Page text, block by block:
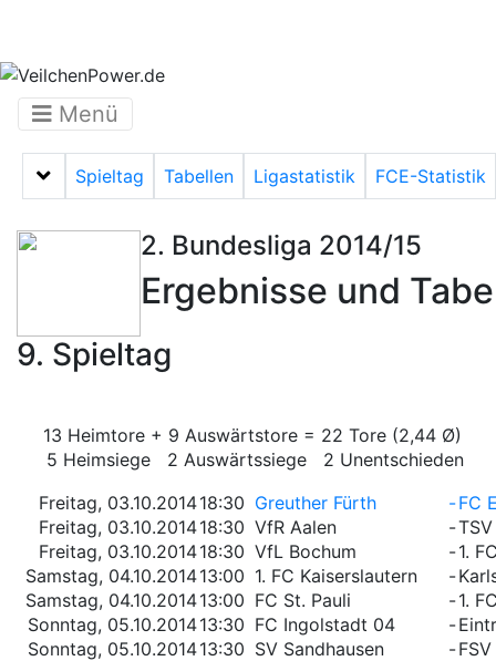
Menü
Menü auf-/zuklappen
Spieltag Tabellen Ligastatistik FCE-Statistik
2. Bundesliga 2014/15
Ergebnisse und
9. Spieltag
13 Heimtore + 9 Auswärtstore = 22 Tore (2,44 Ø)
5 Heimsiege 2 Auswärtssiege 2 Unentschieden
Freitag, 03.10.201418:30 Greuther Fürth -FC
Freitag, 03.10.201418:30 VfR Aalen -
Freitag, 03.10.201418:30 VfL Bochum -1.
Samstag, 04.10.201413:00 1. FC Kaiserslautern -
Samstag, 04.10.201413:00 FC St. Pauli -1.
Sonntag, 05.10.201413:30 FC Ingolstadt 04 -
Sonntag, 05.10.201413:30 SV Sandhausen -